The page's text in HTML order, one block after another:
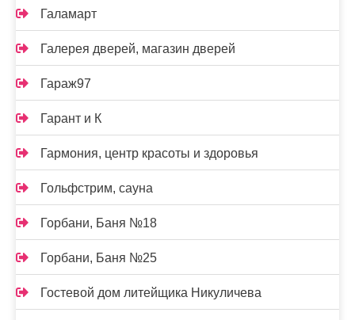
Галамарт
Галерея дверей, магазин дверей
Гараж97
Гарант и К
Гармония, центр красоты и здоровья
Гольфстрим, сауна
Горбани, Баня №18
Горбани, Баня №25
Гостевой дом литейщика Никуличева